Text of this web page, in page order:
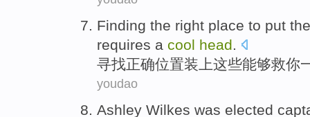
Finding the right place to put the
requires a cool head.
寻找正确位置装 上这些能够救你
youdao
Ashley Wilkes was elected